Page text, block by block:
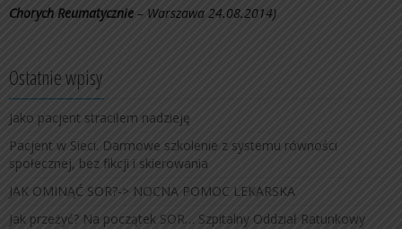
Chorych Reumatycznie – Warszawa 24.08.2014)
Ostatnie wpisy
Jako pacjent straciłem nadzieję
Pacjent w Sieci. Darmowe szkolenie z systemu równości
społecznej, bez fikcji i skierowania
JAK OMINĄĆ SOR?-> NOCNA POMOC LEKARSKA
Jak przeżyć? Na początek SOR… Szpitalny Oddział Ratunkowy